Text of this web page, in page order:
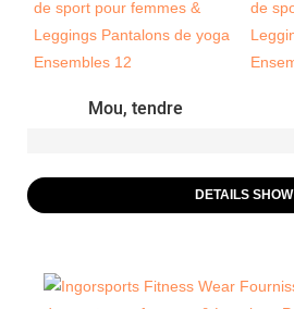
Mou, tendre
DETAILS SHOW